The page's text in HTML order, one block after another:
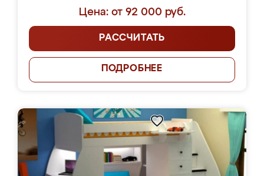
Цена: от 92 000 руб.
РАССЧИТАТЬ
ПОДРОБНЕЕ